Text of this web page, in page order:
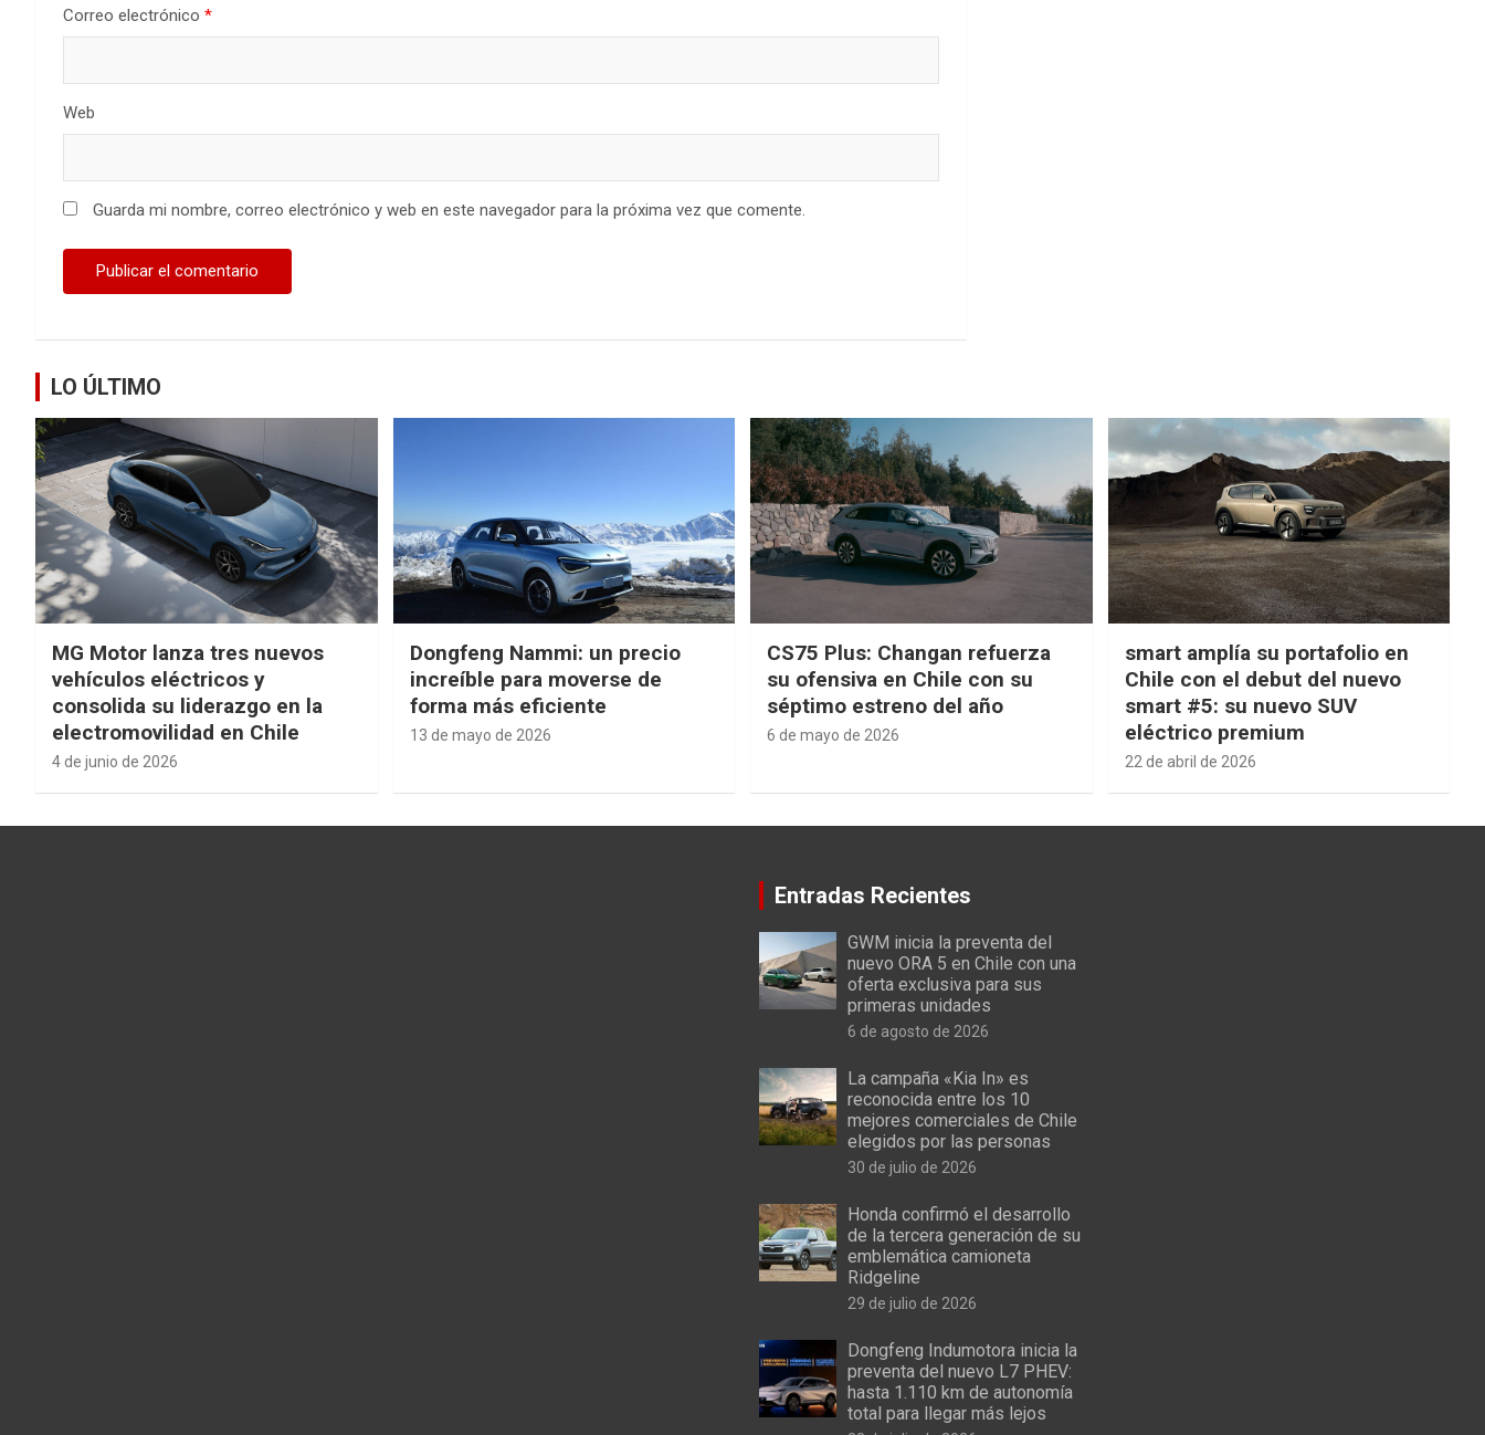
Correo electrónico *
Web
Guarda mi nombre, correo electrónico y web en este navegador para la próxima vez que comente.
LO ÚLTIMO
MG Motor lanza tres nuevos
vehículos eléctricos y
consolida su liderazgo en la
electromovilidad en Chile
4 de junio de 2026
Dongfeng Nammi: un precio
increíble para moverse de
forma más eficiente
13 de mayo de 2026
CS75 Plus: Changan refuerza
su ofensiva en Chile con su
séptimo estreno del año
6 de mayo de 2026
smart amplía su portafolio en
Chile con el debut del nuevo
smart #5: su nuevo SUV
eléctrico premium
22 de abril de 2026
Entradas Recientes
GWM inicia la preventa del
nuevo ORA 5 en Chile con una
oferta exclusiva para sus
primeras unidades
6 de agosto de 2026
La campaña «Kia In» es
reconocida entre los 10
mejores comerciales de Chile
elegidos por las personas
30 de julio de 2026
Honda confirmó el desarrollo
de la tercera generación de su
emblemática camioneta
Ridgeline
29 de julio de 2026
Dongfeng Indumotora inicia la
preventa del nuevo L7 PHEV:
hasta 1.110 km de autonomía
total para llegar más lejos